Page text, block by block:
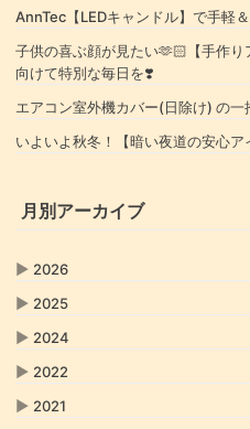
AnnTec【LEDキャンドル】で手軽
子供の喜ぶ顔が見たい🫶🏻【手作
向けて特別な毎日を❣️
エアコン室外機カバー(日除け) の
いよいよ秋冬！【暗い夜道の安心
月別アーカイブ
▶ 2026
▶ 2025
▶ 2024
▶ 2022
▶ 2021